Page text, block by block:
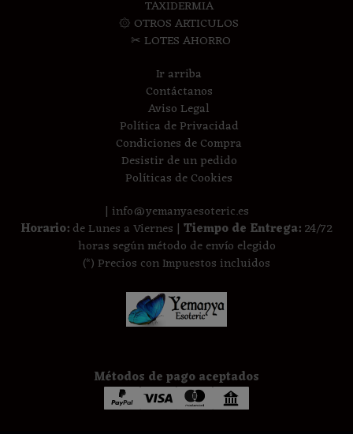
TAXIDERMIA
۞ OTROS ARTICULOS
✂ LOTES AHORRO
Ir arriba
Contáctanos
Aviso Legal
Política de Privacidad
Condiciones de Compra
Desistir de un pedido
Políticas de Cookies
| info@yemanyaesoteric.es
Horario:de Lunes a Viernes | Tiempo de Entrega:24/72
horas según método de envío elegido
(*) Precios con Impuestos incluidos
Métodos de pago aceptados